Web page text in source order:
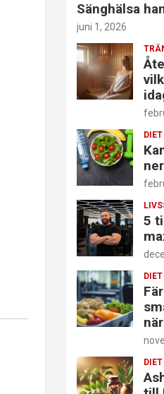
Sänghälsa
juni 1, 2026
DIET
5
DIET
DIET